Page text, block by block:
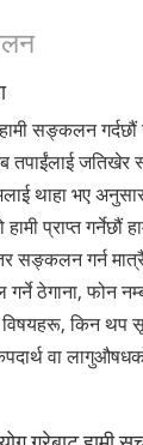
सङ्कलन
तपाईंलाई जतिखेर
थाहा भए
हामी प्राप्त गर्नेछौं
सङ्कलन गर्न
ठेगाना, फोन
विषयहरू, किन थप
वा